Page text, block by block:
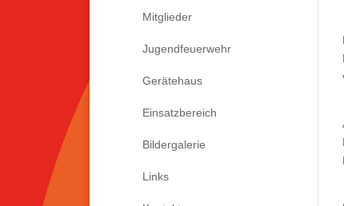
Mitglieder
Jugendfeuerwehr
Gerätehaus
Einsatzbereich
Bildergalerie
Links